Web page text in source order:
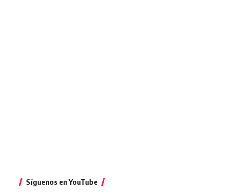
Síguenos en YouTube